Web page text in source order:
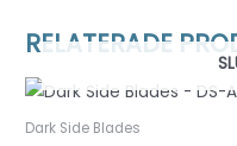
RELATERADE
Dark Side Blades